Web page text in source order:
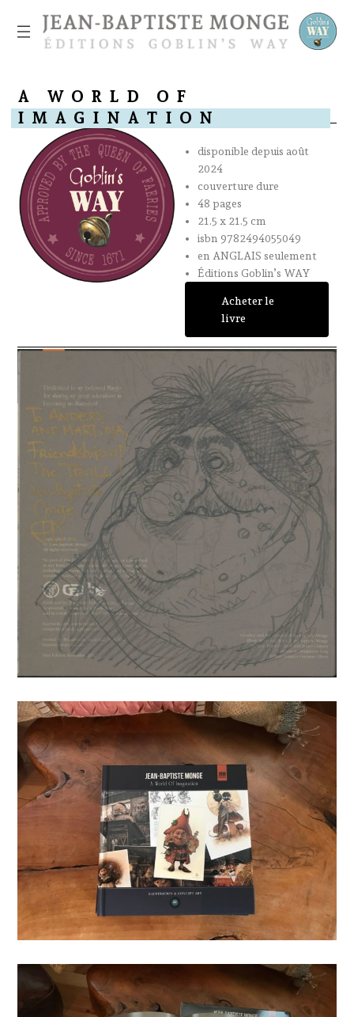
A W O R L D O F
I M A G I N A T I O N
disponible depuis août
2024
couverture dure
48 pages
21.5 x 21.5 cm
isbn 9782494055049
en ANGLAIS seulement
Éditions Goblin’s WAY
Acheter le
livre